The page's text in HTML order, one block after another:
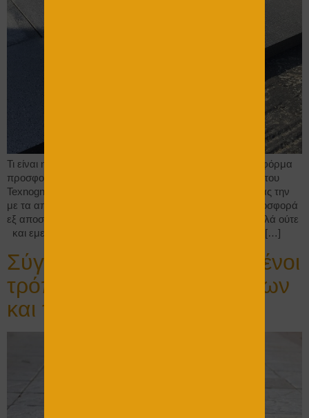
Τι είναι η φόρμα προσφοράς και γιατί δημιουργήθηκε Η φόρμα
προσφοράς είναι το μέσο το οποίο βρίσκεται στη σελίδα του
Texnognostis και μπορεί οποιοσδήποτε, συμπληρώνοντας την
με τα απαιτούμενα στοιχεία του έργου, να λάβει μία προσφορά
εξ αποστάσεως. Χωρίς να χάσει χρόνο ο ιδιοκτήτης, αλλά ούτε
και εμείς. Η φόρμα προσφοράς δημιουργήθηκε για τον […]
Σύγχρονοι αλλά δοκιμασμένοι
τρόποι, επένδυσης δαπέδων
και τοίχων